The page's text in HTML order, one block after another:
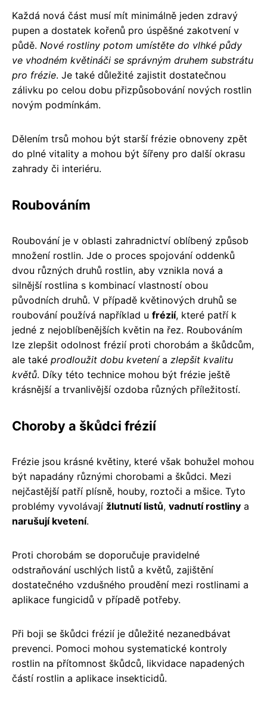
Každá nová část musí mít minimálně jeden zdravý
pupen a dostatek kořenů pro úspěšné zakotvení v
půdě. Nové rostliny potom umístěte do vlhké půdy
ve vhodném květináči se správným druhem substrátu
pro frézie. Je také důležité zajistit dostatečnou
zálivku po celou dobu přizpůsobování nových rostlin
novým podmínkám.
Dělením trsů mohou být starší frézie obnoveny zpět
do plné vitality a mohou být šířeny pro další okrasu
zahrady či interiéru.
Roubováním
Roubování je v oblasti zahradnictví oblíbený způsob
množení rostlin. Jde o proces spojování oddenků
dvou různých druhů rostlin, aby vznikla nová a
silnější rostlina s kombinací vlastností obou
původních druhů. V případě květinových druhů se
roubování používá například u frézií, které patří k
jedné z nejoblíbenějších květin na řez. Roubováním
lze zlepšit odolnost frézií proti chorobám a škůdcům,
ale také prodloužit dobu kvetenía zlepšit kvalitu
květů. Díky této technice mohou být frézie ještě
krásnější a trvanlivější ozdoba různých příležitostí.
Choroby a škůdci frézií
Frézie jsou krásné květiny, které však bohužel mohou
být napadány různými chorobami a škůdci. Mezi
nejčastější patří plísně, houby, roztoči a mšice. Tyto
problémy vyvolávají žlutnutí listů, vadnutí rostliny a
narušují kvetení.
Proti chorobám se doporučuje pravidelné
odstraňování uschlých listů a květů, zajištění
dostatečného vzdušného proudění mezi rostlinami a
aplikace fungicidů v případě potřeby.
Při boji se škůdci frézií je důležité nezanedbávat
prevenci. Pomoci mohou systematické kontroly
rostlin na přítomnost škůdců, likvidace napadených
částí rostlin a aplikace insekticidů.